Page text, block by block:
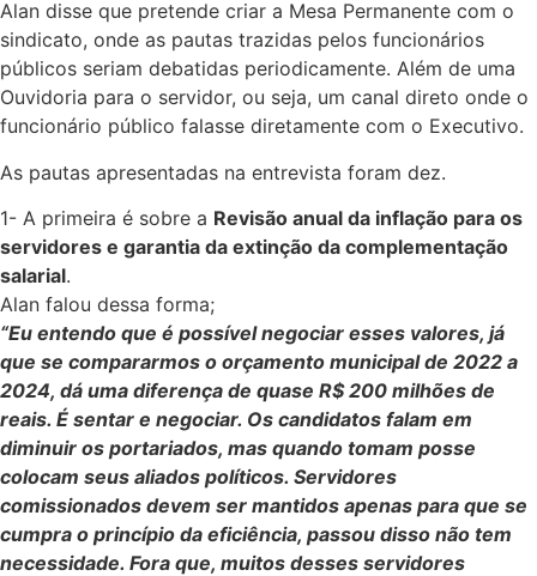
Alan disse que pretende criar a Mesa Permanente com o
sindicato, onde as pautas trazidas pelos funcionários
públicos seriam debatidas periodicamente. Além de uma
Ouvidoria para o servidor, ou seja, um canal direto onde o
funcionário público falasse diretamente com o Executivo.
As pautas apresentadas na entrevista foram dez.
1- A primeira é sobre a Revisão anual da inflação para os
servidores e garantia da extinção da complementação
salarial.
Alan falou dessa forma;
“Eu entendo que é possível negociar esses valores, já
que se compararmos o orçamento municipal de 2022 a
2024, dá uma diferença de quase R$ 200 milhões de
reais. É sentar e negociar. Os candidatos falam em
diminuir os portariados, mas quando tomam posse
colocam seus aliados políticos. Servidores
comissionados devem ser mantidos apenas para que se
cumpra o princípio da eficiência, passou disso não tem
necessidade. Fora que, muitos desses servidores